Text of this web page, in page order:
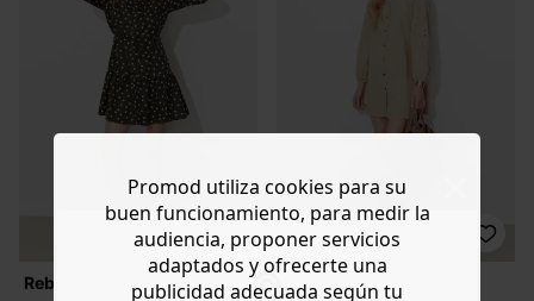
Rebajas
Rebajas
Promod utiliza cookies para su
buen funcionamiento, para medir la
audiencia, proponer servicios
adaptados y ofrecerte una
publicidad adecuada según tu